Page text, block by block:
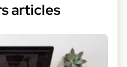
articles